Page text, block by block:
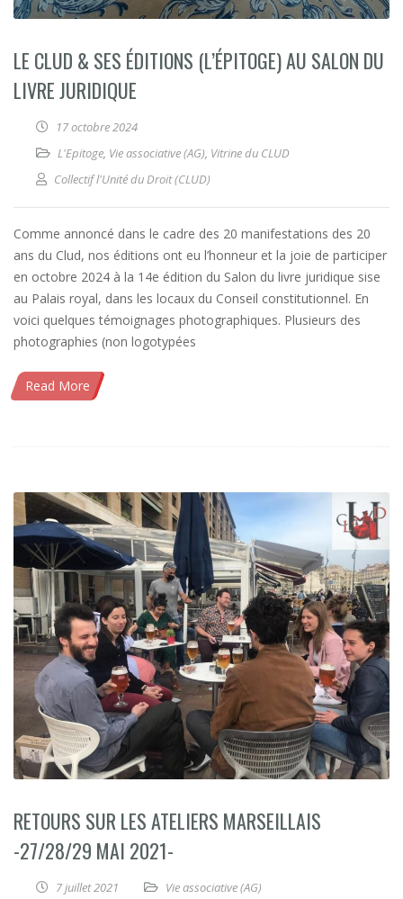
LE CLUD & SES ÉDITIONS (L’ÉPITOGE) AU SALON DU
LIVRE JURIDIQUE
17 octobre 2024
L'Epitoge, Vie associative (AG), Vitrine du CLUD
Collectif l'Unité du Droit (CLUD)
Comme annoncé dans le cadre des 20 manifestations des 20
ans du Clud, nos éditions ont eu l’honneur et la joie de participer
en octobre 2024 à la 14e édition du Salon du livre juridique sise
au Palais royal, dans les locaux du Conseil constitutionnel. En
voici quelques témoignages photographiques. Plusieurs des
photographies (non logotypées
Read More
RETOURS SUR LES ATELIERS MARSEILLAIS
-27/28/29 MAI 2021-
7 juillet 2021
Vie associative (AG)